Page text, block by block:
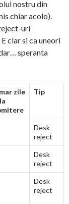
nostru din
chiar acolo).
uri
clar si ca uneori
speranta
zile
Tip
Desk
reject
Desk
reject
Desk
reject